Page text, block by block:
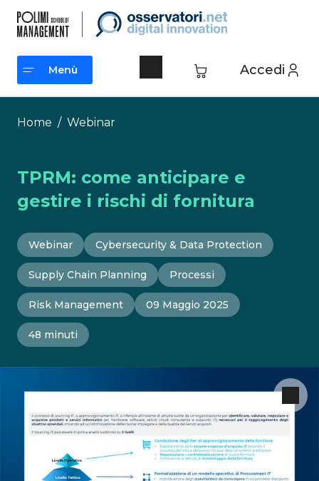
contenuto
Accedi
Menù
Menù
Home / Webinar
TPRM: come anticipare e
gestire i rischi di fornitura
Webinar Cybersecurity & Data Protection
Supply Chain Planning Processi
Risk Management 09 Maggio 2025
48 minuti